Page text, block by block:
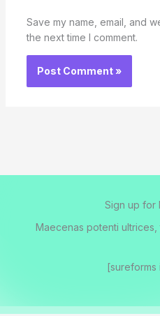
Save my name, email, and
the next time I comment.
Sign up for
Maecenas potenti